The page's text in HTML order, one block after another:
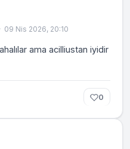
09 Nis 2026, 20:10
ama acilliustan iyidir
0